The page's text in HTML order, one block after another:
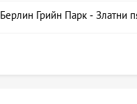
Берлин Грийн Парк - Златни